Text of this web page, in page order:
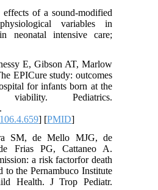
6. D'Agati SS. The effects of a
environment on physiological
premature infants in neonatal
7. Costeloe K, Hennessy E, Gibson
N, Wilkinson AR. The EPICure study:
to discharge from hospital for infants
threshold of viability.
2000;106(4):659-71.
[DOI:10.1542/peds.106.4.659
8. da Mota Silveira SM, de Mello
Arruda Vidal S, de Frias PG,
Hypothermia on admission: a risk
in newborns referred to the
of Mother and Child Health. J Trop